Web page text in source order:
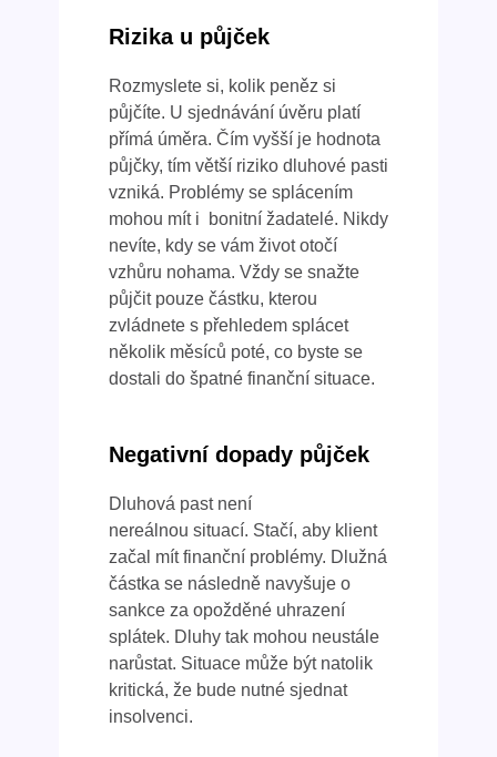
Rizika u půjček
Rozmyslete si, kolik peněz si
půjčíte. U sjednávání úvěru platí
přímá úměra. Čím vyšší je hodnota
půjčky, tím větší riziko dluhové pasti
vzniká. Problémy se splácením
mohou mít i bonitní žadatelé. Nikdy
nevíte, kdy se vám život otočí
vzhůru nohama. Vždy se snažte
půjčit pouze částku, kterou
zvládnete s přehledem splácet
několik měsíců poté, co byste se
dostali do špatné finanční situace.
Negativní dopady půjček
Dluhová past není
nereálnou situací. Stačí, aby klient
začal mít finanční problémy. Dlužná
částka se následně navyšuje o
sankce za opožděné uhrazení
splátek. Dluhy tak mohou neustále
narůstat. Situace může být natolik
kritická, že bude nutné sjednat
insolvenci.